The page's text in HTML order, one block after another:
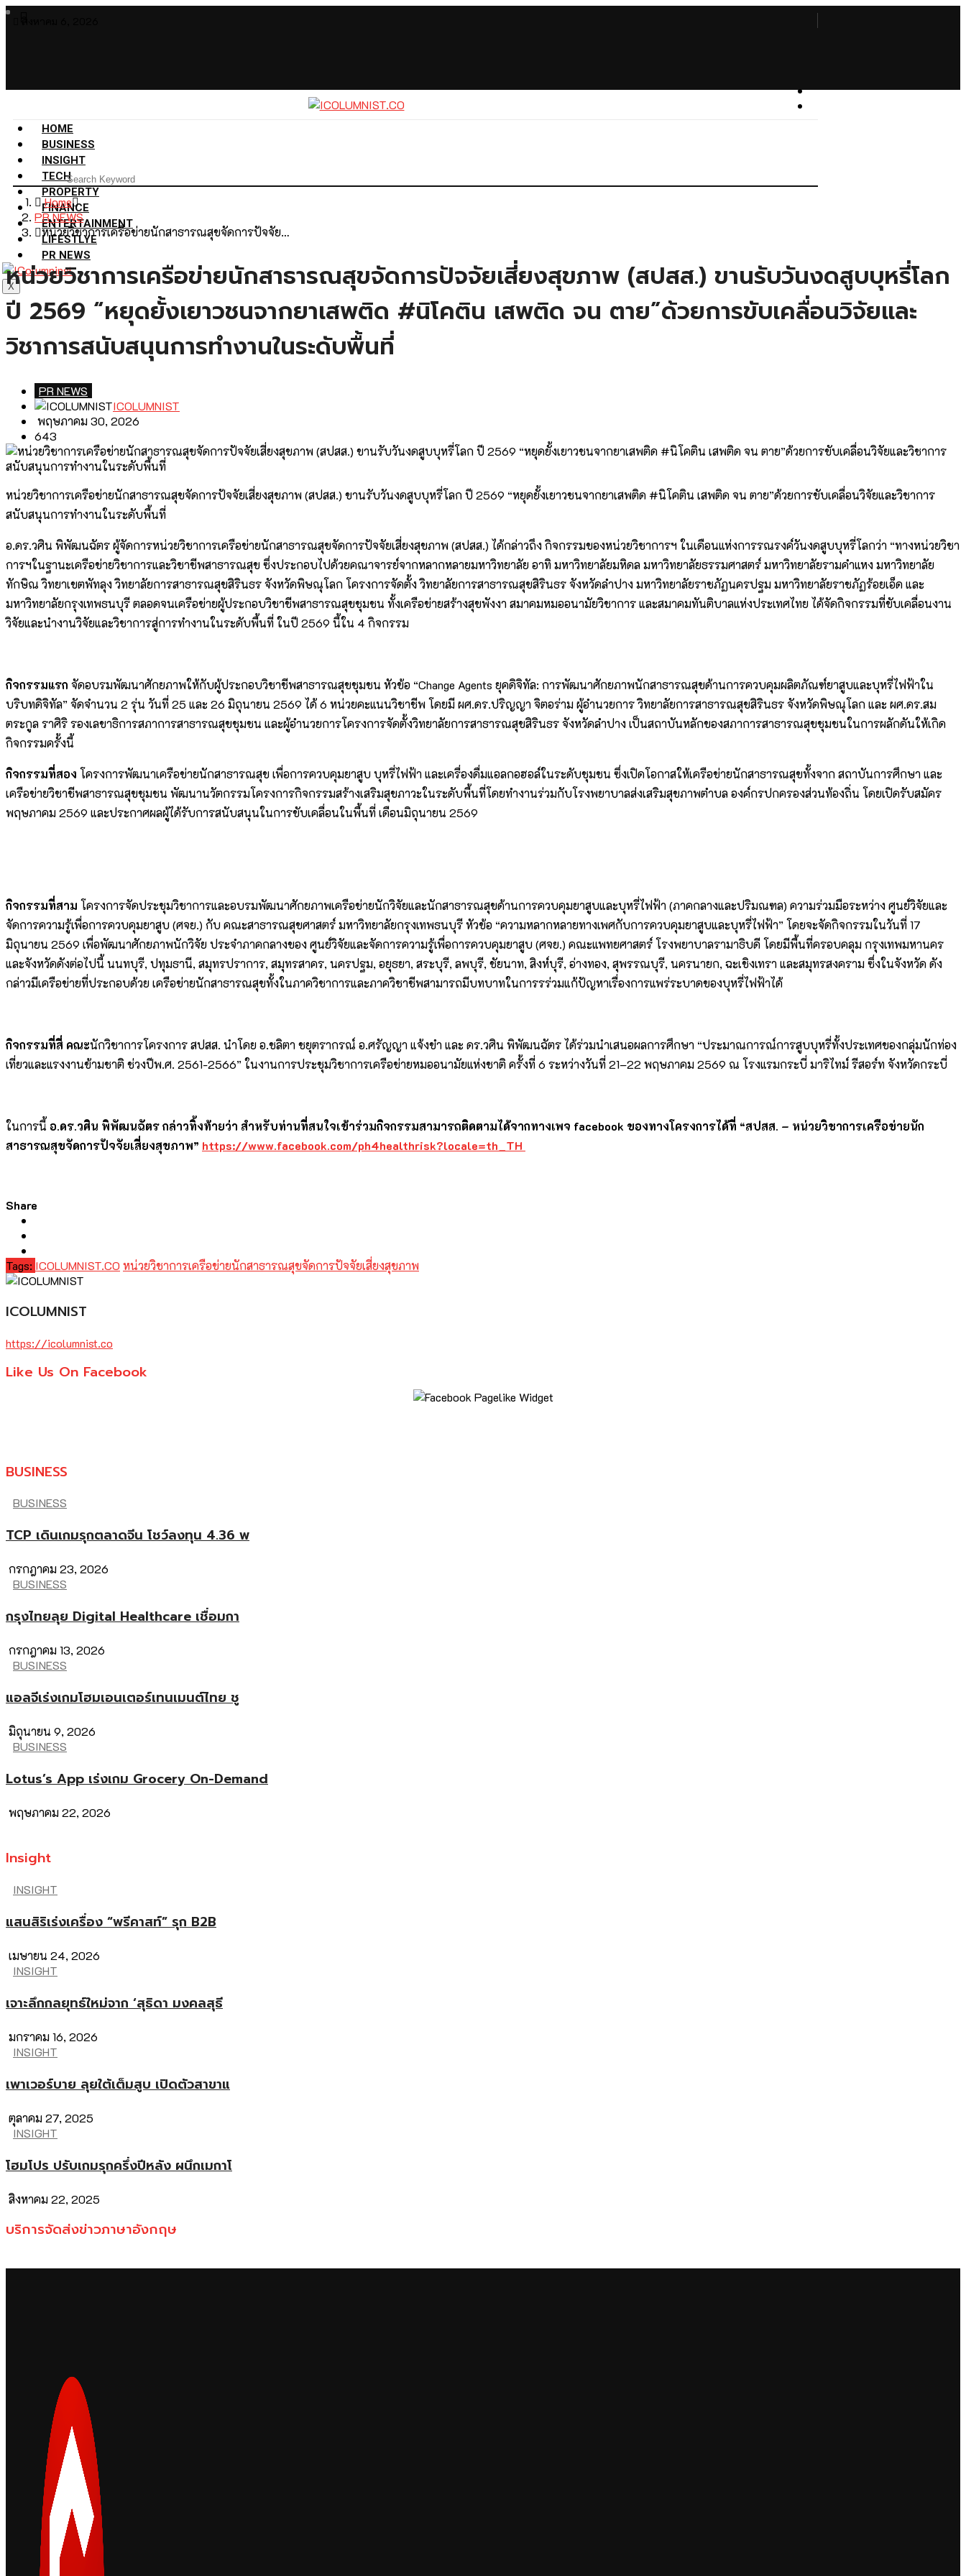
HOME
BUSINESS
INSIGHT
TECH
PROPERTY
FINANCE
ENTERTAINMENT
LIFESTLYE
PR NEWS
X
Home
PR NEWS
หน่วยวิชาการเครือข่ายนักสาธารณสุขจัดการปัจจัย…
หน่วยวิชาการเครือข่ายนักสาธารณสุขจัดการปัจจัยเสี่ยงสุขภาพ (สปสส.) ขานรับวันงดสูบบุหรี่โลก
ปี 2569 “หยุดยั้งเยาวชนจากยาเสพติด #นิโคติน เสพติด จน ตาย”ด้วยการขับเคลื่อนวิจัยและ
วิชาการสนับสนุนการทำงานในระดับพื้นที่
PR NEWS
ICOLUMNIST
พฤษภาคม 30, 2026
643
หน่วยวิชาการเครือข่ายนักสาธารณสุขจัดการปัจจัยเสี่ยงสุขภาพ (สปสส.) ขานรับวันงดสูบบุหรี่โลก ปี 2569 “หยุดยั้งเยาวชนจากยาเสพติด #นิโคติน เสพติด จน ตาย”ด้วยการขับเคลื่อนวิจัยและวิชาการ
สนับสนุนการทำงานในระดับพื้นที่
อ.ดร.วศิน พิพัฒนฉัตร ผู้จัดการหน่วยวิชาการเครือข่ายนักสาธารณสุขจัดการปัจจัยเสี่ยงสุขภาพ (สปสส.) ได้กล่าวถึง กิจกรรมของหน่วยวิชาการฯ ในเดือนแห่งการรณรงค์วันงดสูบบุหรี่โลกว่า “ทางหน่วยวิชา
การฯในฐานะเครือข่ายวิชาการและวิชาชีพสาธารณสุข ซึ่งประกอบไปด้วยคณาจารย์จากหลากหลายมหาวิทยาลัย อาทิ มหาวิทยาลัยมหิดล มหาวิทยาลัยธรรมศาสตร์ มหาวิทยาลัยรามคำแหง มหาวิทยาลัย
ทักษิณ วิทยาเขตพัทลุง วิทยาลัยการสาธารณสุขสิรินธร จังหวัดพิษณุโลก โครงการจัดตั้ง วิทยาลัยการสาธารณสุขสิรินธร จังหวัดลำปาง มหาวิทยาลัยราชภัฏนครปฐม มหาวิทยาลัยราชภัฏร้อยเอ็ด และ
มหาวิทยาลัยกรุงเทพธนบุรี ตลอดจนเครือข่ายผู้ประกอบวิชาชีพสาธารณสุขชุมชน ทั้งเครือข่ายสร้างสุขพังงา สมาคมหมออนามัยวิชาการ และสมาคมทันติบาลแห่งประเทศไทย ได้จัดกิจกรรมที่ขับเคลื่อนงาน
วิจัยและนำงานวิจัยและวิชาการสู่การทำงานในระดับพื้นที่ ในปี 2569 นี้ใน 4 กิจกรรม
กิจกรรมแรก จัดอบรมพัฒนาศักยภาพให้กับผู้ประกอบวิชาชีพสาธารณสุขชุมชน หัวข้อ “Change Agents ยุคดิจิทัล: การพัฒนาศักยภาพนักสาธารณสุขด้านการควบคุมผลิตภัณฑ์ยาสูบและบุหรี่ไฟฟ้าใน
บริบทดิจิทัล” จัดจำนวน 2 รุ่น วันที่ 25 และ 26 มิถุนายน 2569 ได้ 6 หน่วยคะแนนวิชาชีพ โดยมี ผศ.ดร.ปริญญา จิตอร่าม ผู้อำนวยการ วิทยาลัยการสาธารณสุขสิรินธร จังหวัดพิษณุโลก และ ผศ.ดร.สม
ตระกูล ราศิริ รองเลขาธิการสภาการสาธารณสุขชุมชน และผู้อำนวยการโครงการจัดตั้งวิทยาลัยการสาธารณสุขสิรินธร จังหวัดลำปาง เป็นสถาบันหลักของสภาการสาธารณสุขชุมชนในการผลักดันให้เกิด
กิจกรรมครั้งนี้
กิจกรรมที่สอง โครงการพัฒนาเครือข่ายนักสาธารณสุข เพื่อการควบคุมยาสูบ บุหรี่ไฟฟ้า และเครื่องดื่มแอลกอฮอล์ในระดับชุมชน ซึ่งเปิดโอกาสให้เครือข่ายนักสาธารณสุขทั้งจาก สถาบันการศึกษา และ
เครือข่ายวิชาชีพสาธารณสุขชุมชน พัฒนานวัตกรรมโครงการกิจกรรมสร้างเสริมสุขภาวะในระดับพื้นที่โดยทำงานร่วมกับโรงพยาบาลส่งเสริมสุขภาพตำบล องค์กรปกครองส่วนท้องถิ่น โดยเปิดรับสมัคร
พฤษภาคม 2569 และประกาศผลผู้ได้รับการสนับสนุนในการขับเคลื่อนในพื้นที่ เดือนมิถุนายน 2569
กิจกรรมที่สาม โครงการจัดประชุมวิชาการและอบรมพัฒนาศักยภาพเครือข่ายนักวิจัยและนักสาธารณสุขด้านการควบคุมยาสูบและบุหรี่ไฟฟ้า (ภาคกลางและปริมณฑล) ความร่วมมือระหว่าง ศูนย์วิจัยและ
จัดการความรู้เพื่อการควบคุมยาสูบ (ศจย.) กับ คณะสาธารณสุขศาสตร์ มหาวิทยาลัยกรุงเทพธนบุรี หัวข้อ “ความหลากหลายทางเพศกับการควบคุมยาสูบและบุหรี่ไฟฟ้า” โดยจะจัดกิจกรรมในวันที่ 17
มิถุนายน 2569 เพื่อพัฒนาศักยภาพนักวิจัย ประจำภาคกลางของ ศูนย์วิจัยและจัดการความรู้เพื่อการควบคุมยาสูบ (ศจย.) คณะแพทยศาสตร์ โรงพยาบาลรามาธิบดี โดยมีพื้นที่ครอบคลุม กรุงเทพมหานคร
และจังหวัดดังต่อไปนี้ นนทบุรี, ปทุมธานี, สมุทรปราการ, สมุทรสาคร, นครปฐม, อยุธยา, สระบุรี, ลพบุรี, ชัยนาท, สิงห์บุรี, อ่างทอง, สุพรรณบุรี, นครนายก, ฉะเชิงเทรา และสมุทรสงคราม ซึ่งในจังหวัด ดัง
กล่าวมีเครือข่ายที่ประกอบด้วย เครือข่ายนักสาธารณสุขทั้งในภาควิชาการและภาควิชาชีพสามารถมีบทบาทในการรร่วมแก้ปัญหาเรื่องการแพร่ระบาดของบุหรี่ไฟฟ้าได้
กิจกรรมที่สี่ คณะนักวิชาการโครงการ สปสส. นำโดย อ.ชลิตา ชยุตรากรณ์ อ.ศรัญญา แจ้งขำ และ ดร.วศิน พิพัฒนฉัตร ได้ร่วมนำเสนอผลการศึกษา “ประมาณการณ์การสูบบุหรี่ทั้งประเทศของกลุ่มนักท่อง
เที่ยวและแรงงานข้ามชาติ ช่วงปีพ.ศ. 2561-2566” ในงานการประชุมวิชาการเครือข่ายหมออนามัยแห่งชาติ ครั้งที่ 6 ระหว่างวันที่ 21–22 พฤษภาคม 2569 ณ โรงแรมกระบี่ มาริไทม์ รีสอร์ท จังหวัดกระบี่
ในการนี้ อ.ดร.วศิน พิพัฒนฉัตร กล่าวทิ้งท้ายว่า สำหรับท่านที่สนใจเข้าร่วมกิจกรรมสามารถติดตามได้จากทางเพจ facebook ของทางโครงการได้ที่ “สปสส. – หน่วยวิชาการเครือข่ายนัก
สาธารณสุขจัดการปัจจัยเสี่ยงสุขภาพ” https://www.facebook.com/ph4healthrisk?locale=th_TH
Share
Tags: ICOLUMNIST.CO หน่วยวิชาการเครือข่ายนักสาธารณสุขจัดการปัจจัยเสี่ยงสุขภาพ
ICOLUMNIST
https://icolumnist.co
Like Us On Facebook
BUSINESS
BUSINESS
TCP เดินเกมรุกตลาดจีน โชว์ลงทุน 4.36 พ
กรกฎาคม 23, 2026
BUSINESS
กรุงไทยลุย Digital Healthcare เชื่อมกา
กรกฎาคม 13, 2026
BUSINESS
แอลจีเร่งเกมโฮมเอนเตอร์เทนเมนต์ไทย ชู
มิถุนายน 9, 2026
BUSINESS
Lotus’s App เร่งเกม Grocery On-Demand
พฤษภาคม 22, 2026
Insight
INSIGHT
แสนสิริเร่งเครื่อง “พรีคาสท์” รุก B2B
เมษายน 24, 2026
INSIGHT
เจาะลึกกลยุทธ์ใหม่จาก ‘สุธิดา มงคลสุธี
มกราคม 16, 2026
INSIGHT
เพาเวอร์บาย ลุยใต้เต็มสูบ เปิดตัวสาขาแ
ตุลาคม 27, 2025
INSIGHT
โฮมโปร ปรับเกมรุกครึ่งปีหลัง ผนึกเมกาโ
สิงหาคม 22, 2025
บริการจัดส่งข่าวภาษาอังกฤษ